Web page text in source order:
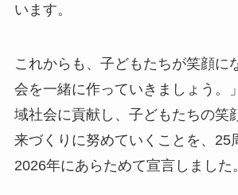
います。
これからも、子どもたちが笑顔に
会を一緒に作っていきましょう。
域社会に貢献し、子どもたちの笑
来づくりに努めていくことを、25
2026年にあらためて宣言しました。